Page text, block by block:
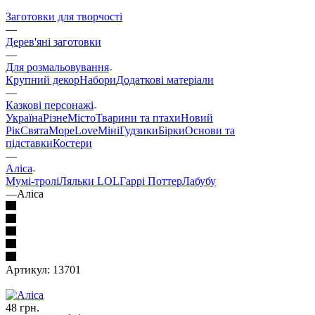
Заготовки для творчості
—
Дерев'яні заготовки
—
Для розмальовування
Крупний декорНабориДодаткові матеріали
—
Казкові персонажі
УкраїнаРізнеМістоТварини та птахиНовий
РікСвятаМореLoveМініГудзикиБіркиОснови та
підставкиКостери
—
Аліса
Мумі-троліЛяльки LOLГаррі ПоттерЛабубу
—Аліса
Артикул: 13701
48 грн.